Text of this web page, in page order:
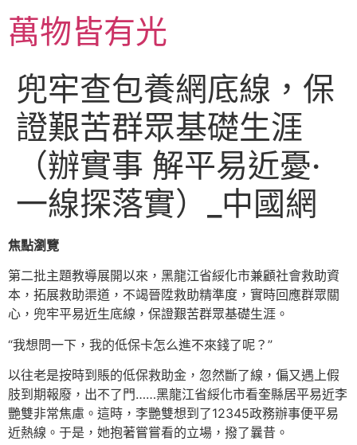
主萬物皆有光
兜牢查包養網底線，保
證艱苦群眾基礎生涯
（辦實事 解平易近憂·
一線探落實）_中國網
焦點瀏覽
第二批主題教導展開以來，黑龍江省綏化市兼顧社會救助資
本，拓展救助渠道，不竭晉陞救助精準度，實時回應群眾關
心，兜牢平易近生底線，保證艱苦群眾基礎生涯。
“我想問一下，我的低保卡怎么進不來錢了呢？”
以往老是按時到賬的低保救助金，忽然斷了線，偏又遇上假
肢到期報廢，出不了門……黑龍江省綏化市看奎縣居平易近李
艷雙非常焦慮。這時，李艷雙想到了12345政務辦事便平易
近熱線。于是，她抱著嘗嘗看的立場，撥了曩昔。